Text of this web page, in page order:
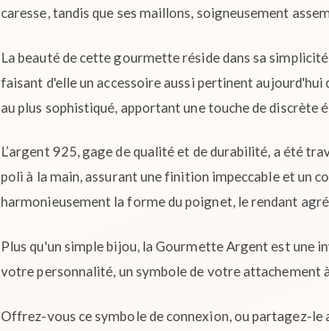
caresse, tandis que ses maillons, soigneusement
La beauté de cette gourmette réside dans sa
faisant d'elle un accessoire aussi pertinent
au plus sophistiqué, apportant une touche de discrète
L’argent 925, gage de qualité et de durabilité, a été
poli à la main, assurant une finition impeccable et un
harmonieusement la forme du poignet, le rendant
Plus qu'un simple bijou, la Gourmette Argent est une
votre personnalité, un symbole de votre attachement
Offrez-vous ce symbole de connexion, ou partagez-le